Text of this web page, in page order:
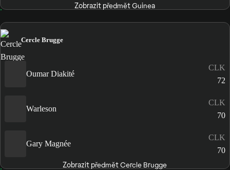
Zobrazit předmět Guinea
Cercle Brugge
Oumar Diakité
CLK
72
Warleson
CLK
70
Gary Magnée
CLK
70
Zobrazit předmět Cercle Brugge